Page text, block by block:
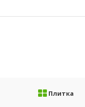
Плитка